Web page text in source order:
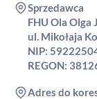
Sprzedawca
FHU Ola Olga
ul. Mikołaja
NIP:
REGON:
Adres do